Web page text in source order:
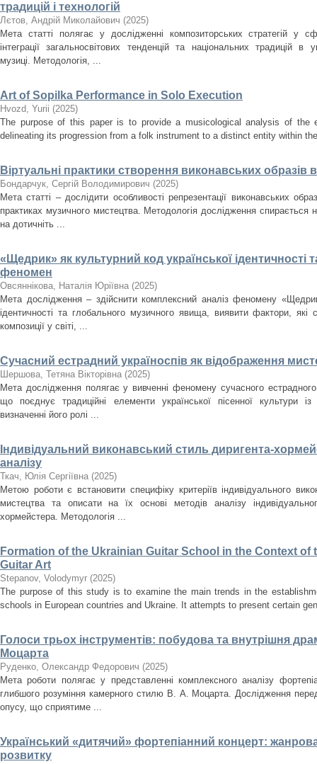
традицій і технологій
Лєтов, Андрій Миколайович (2025)
Мета статті полягає у дослідженні композиторських стратегій у
інтеграції загальносвітових тенденцій та національних традицій в
музиці. Методологія, ...
Art of Sopilka Performance in Solo Execution
Нvozd, Yurii (2025)
The purpose of this paper is to provide a musicological analysis of the
delineating its progression from a folk instrument to a distinct entity within
Віртуальні практики створення виконавських образів
Бондарчук, Сергій Володимирович (2025)
Мета статті – дослідити особливості репрезентації виконавських
практиках музичного мистецтва. Методологія дослідження спирається
на дотичніть ...
«Щедрик» як культурний код української ідентичності
феномен
Овсяннікова, Наталія Юріївна (2025)
Мета дослідження – здійснити комплексний аналіз феномену
ідентичності та глобального музичного явища, виявити фактори,
композиції у світі, ...
Сучасний естрадний україноспів як відображення
Шершова, Тетяна Вікторівна (2025)
Мета дослідження полягає у вивченні феномену сучасного
що поєднує традиційні елементи української пісенної культури
визначенні його ролі ...
Індивідуальний виконавський стиль диригента-
аналізу
Ткач, Юлія Сергіївна (2025)
Метою роботи є встановити специфіку критеріїв індивідуального
мистецтва та описати на їх основі методів аналізу
хормейстера. Методологія ...
Formation of the Ukrainian Guitar School in the Context of
Guitar Art
Stepanov, Volodymyr (2025)
The purpose of this study is to examine the main trends in the
schools in European countries and Ukraine. It attempts to present certain
Голоси трьох інструментів: побудова та внутрішня
Моцарта
Руденко, Олександр Федорович (2025)
Мета роботи полягає у представленні комплексного аналізу
глибшого розуміння камерного стилю В. А. Моцарта. Дослідження
опусу, що сприятиме ...
Український «дитячий» фортепіанний концерт:
розвитку